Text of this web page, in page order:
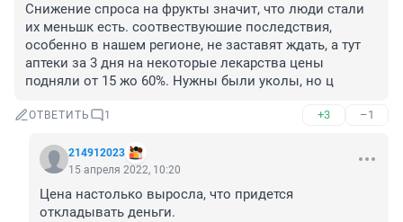
Снижение спроса на фрукты значит, что люди стали
их меньшк есть. соотвествуюшие последствия,
особенно в нашем регионе, не заставят ждать, а тут
аптеки за 3 дня на некоторые лекарства цены
подняли от 15 жо 60%. Нужны были уколы, но ц
ОТВЕТИТЬ 1 +3 –1
214912023
15 апреля 2022, 10:20
Цена настолько выросла, что придется
откладывать деньги.